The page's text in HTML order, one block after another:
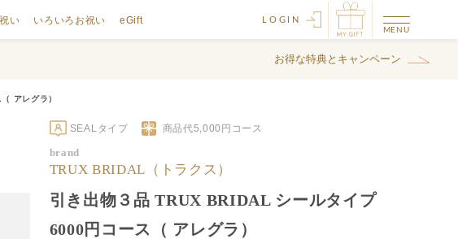
い いろいろお祝い eGift LOGIN
お得な特典とキャンペーン
アレグラ）
SEALタイプ 商品代5,000 円コース
brand
TRUX BRIDAL（トラクス）
引き出物３品 TRUX BRIDAL シールタイプ
6000円コース（ アレグラ）